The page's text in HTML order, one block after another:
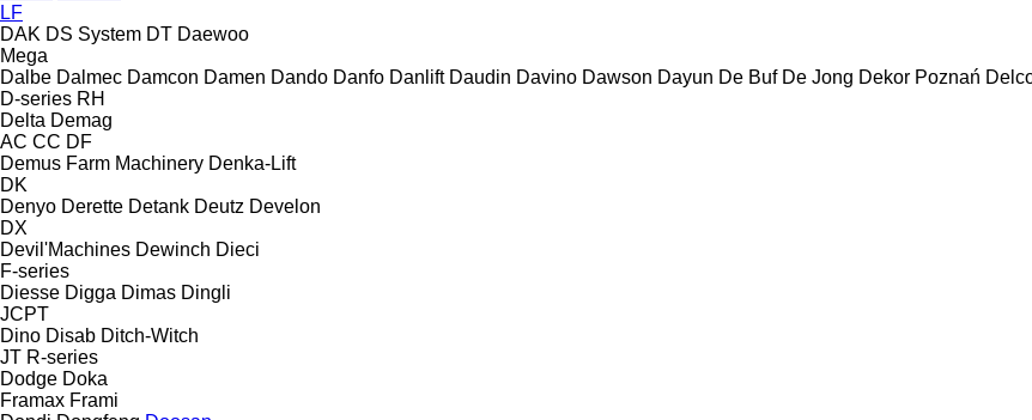
LF
DAK DS System DT Daewoo
Mega
Dalbe Dalmec Damcon Damen Dando Danfo Danlift Daudin Davino Dawson Dayun De Buf De Jong Dekor Poznań
D-series RH
Delta Demag
AC CC DF
Demus Farm Machinery Denka-Lift
DK
Denyo Derette Detank Deutz Develon
DX
Devil'Machines Dewinch Dieci
F-series
Diesse Digga Dimas Dingli
JCPT
Dino Disab Ditch-Witch
JT R-series
Dodge Doka
Framax Frami